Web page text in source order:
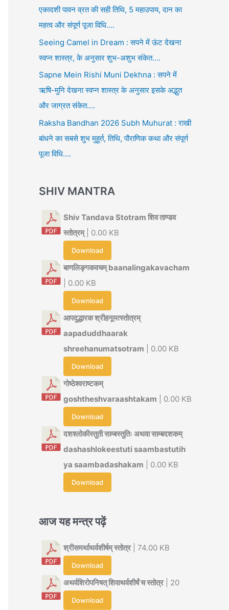
एकादशी पावन व्रत की सही तिथि, 5 महाउपाय, दान का
महत्व और संपूर्ण पूजा विधि….
Seeing Camel in Dream : सपने में ऊंट देखना
स्वप्न शास्त्र, के अनुसार शुभ-अशुभ संकेत….
Sapne Mein Rishi Muni Dekhna : सपने में
ऋषि-मुनि देखना स्वप्न शास्त्र के अनुसार इसके अद्भुत
और जाग्रत संकेत….
Raksha Bandhan 2026 Subh Muhurat : राखी
बांधने का सबसे शुभ मुहूर्त, तिथि, पौराणिक कथा और संपूर्ण
पूजा विधि….
SHIV MANTRA
Shiv Tandava Stotram शिव ताण्डव
स्तोत्रम्| 0.00 KB
Download
बाणलिङ्गकवचम् baanalingakavacham
| 0.00 KB
Download
आपदुद्धारक श्रीहनूमत्स्तोत्रम्
aapaduddhaarak
shreehanumatsotram | 0.00 KB
Download
गोष्ठेश्वराष्टकम्
goshtheshvaraashtakam | 0.00 KB
Download
दशश्लोकीस्तुती साम्बस्तुतिः अथवा साम्बदशकम्
dashashlokeestuti saambastutih
ya saambadashakam | 0.00 KB
Download
आज यह मन्त्र पढ़ें
श्रीसमर्थाथर्वशीर्षम् स्तोत्र| 74.00 KB
Download
अथर्वशिरोपनिषत् शिवाथर्वशीर्षं च स्तोत्र| 20
Download